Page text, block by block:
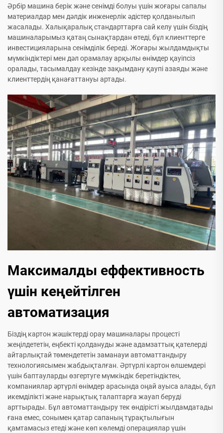
Әрбір машина берік және сенімді болуы үшін жоғары сапалы
материалдар мен дәлдік инженерлік әдістер қолданылып
жасалады. Халықаралық стандарттарға сай келу үшін біздің
машиналарымыз қатаң сынақтардан өтеді, бұл клиенттерге
инвестицияларына сенімділік береді. Жоғары жылдамдықты
мүмкіндіктері мен дәл орамалау арқылы өнімдер қауіпсіз
оралады, тасымалдау кезінде зақымдану қаупі азаяды және
клиенттердің қанағаттануы артады.
Максималды еффективность
үшін кеңейтілген
автоматизация
Біздің картон жәшіктерді орау машиналары процесті
жеңілдететін, еңбекті қолдануды және адамзаттық қателерді
айтарлықтай төмендететін заманауи автоматтандыру
технологиясымен жабдықталған. Әртүрлі картон өлшемдері
үшін баптауларды өзгертуге мүмкіндік беретіндіктен,
компаниялар әртүрлі өнімдер арасында оңай ауыса алады, бұл
икемділікті және нарықтық талаптарға жауап беруді
арттырады. Бұл автоматтандыру тек өндірісті жылдамдатады
ғана емес, сонымен қатар сапаның тұрақтылығын
қамтамасыз етеді және көп көлемді операциялар үшін